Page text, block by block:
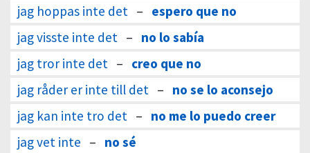
jag hoppas inte det – espero que no
jag visste inte det – no lo sabía
jag tror inte det – creo que no
jag råder er inte till det – no se lo aconsejo
jag kan inte tro det – no me lo puedo creer
jag vet inte – no sé